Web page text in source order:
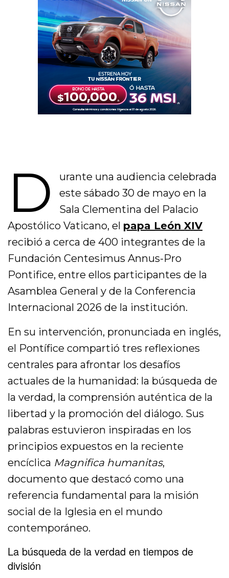
D
urante una audiencia celebrada
este sábado 30 de mayo en la
Sala Clementina del Palacio
Apostólico Vaticano, el papa León XIV
recibió a cerca de 400 integrantes de la
Fundación Centesimus Annus-Pro
Pontifice, entre ellos participantes de la
Asamblea General y de la Conferencia
Internacional 2026 de la institución.
En su intervención, pronunciada en inglés,
el Pontífice compartió tres reflexiones
centrales para afrontar los desafíos
actuales de la humanidad: la búsqueda de
la verdad, la comprensión auténtica de la
libertad y la promoción del diálogo. Sus
palabras estuvieron inspiradas en los
principios expuestos en la reciente
encíclica Magnifica humanitas,
documento que destacó como una
referencia fundamental para la misión
social de la Iglesia en el mundo
contemporáneo.
La búsqueda de la verdad en tiempos de
división